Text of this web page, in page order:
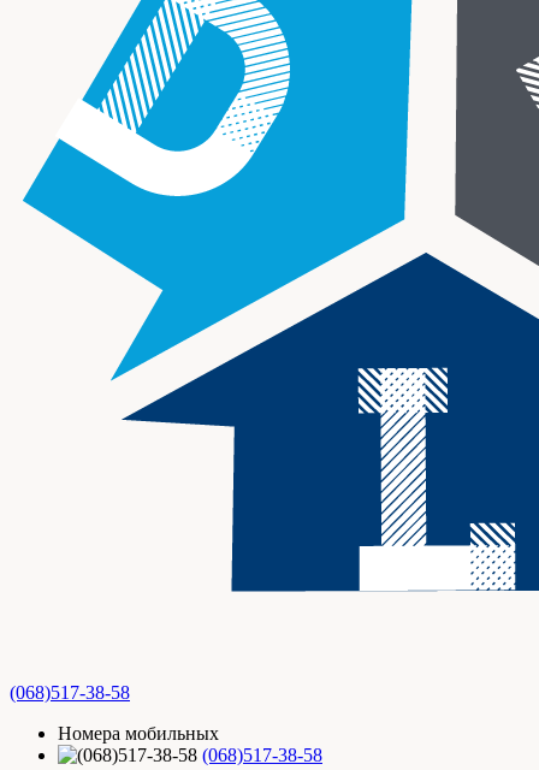
(068)517-38-58
Номера мобильных
(068)517-38-58